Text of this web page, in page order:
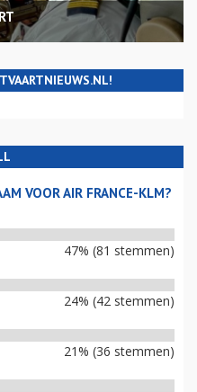
VOOR AIR FRANCE-KLM?
47% (81 stemmen)
24% (42 stemmen)
21% (36 stemmen)